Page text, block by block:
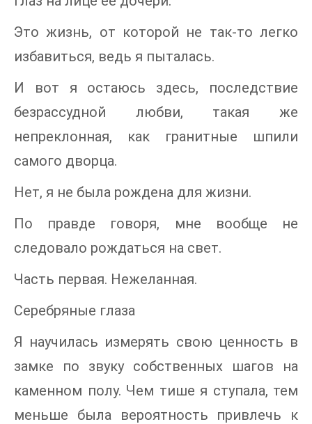
Это жизнь, от которой не так-то легко
избавиться, ведь я пыталась.
И вот я остаюсь здесь, последствие
безрассудной любви, такая же
непреклонная, как гранитные шпили
самого дворца.
Нет, я не была рождена для жизни.
По правде говоря, мне вообще не
следовало рождаться на свет.
Часть первая. Нежеланная.
Серебряные глаза
Я научилась измерять свою ценность в
замке по звуку собственных шагов на
каменном полу. Чем тише я ступала, тем
меньше была вероятность привлечь к